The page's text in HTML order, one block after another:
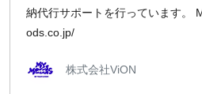
閉じる
働き方
納代行サポートを行っています。
ods.co.jp/
株式会社ViON